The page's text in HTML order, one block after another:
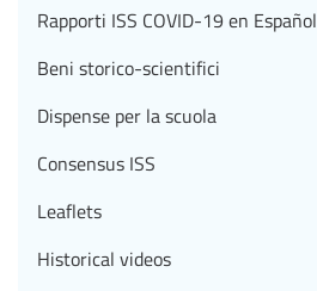
Rapporti ISS COVID-19 en Español
Beni storico-scientifici
Dispense per la scuola
Consensus ISS
Leaflets
Historical videos